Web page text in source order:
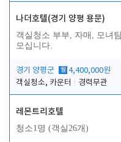
나더호텔(경기 양평 용문)
객실청소 부부, 자매, 모녀팀
모십니다.
경기 양평군 월 4,400,000원
객실청소, 카운터
경력무관
레몬트리호텔
청소1명 (객실26개)